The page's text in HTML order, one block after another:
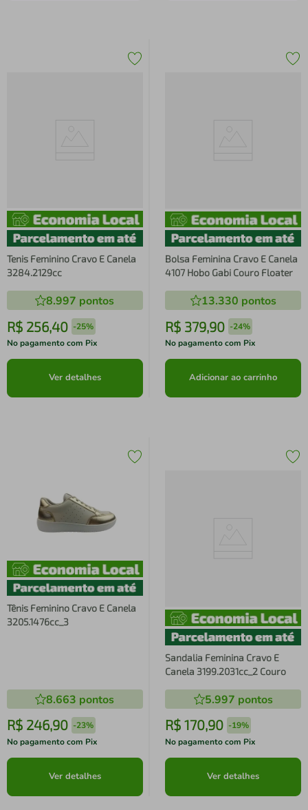
Tenis Feminino Cravo E Canela
3284.2129cc
8.997 pontos
R$ 256,40 -25%
No pagamento com Pix
Ver detalhes
Bolsa Feminina Cravo E Canela
4107 Hobo Gabi Couro Floater
13.330 pontos
R$ 379,90 -24%
No pagamento com Pix
Adicionar ao carrinho
Tênis Feminino Cravo E Canela
3205.1476cc_3
8.663 pontos
R$ 246,90 -23%
No pagamento com Pix
Ver detalhes
Sandalia Feminina Cravo E
Canela 3199.2031cc_2 Couro
5.997 pontos
R$ 170,90 -19%
No pagamento com Pix
Ver detalhes